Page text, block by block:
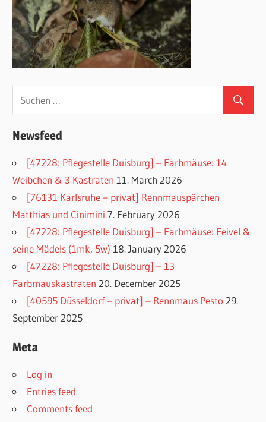
Newsfeed
[47228: Pflegestelle Duisburg] – Farbmäuse: 14
Weibchen & 3 Kastraten 11. March 2026
[76131 Karlsruhe – privat] Rennmauspärchen
Matthias und Cinimini 7. February 2026
[47228: Pflegestelle Duisburg] – Farbmäuse: Feivel &
seine Mädels (1mk, 5w) 18. January 2026
[47228: Pflegestelle Duisburg] – 13
Farbmauskastraten 20. December 2025
[40595 Düsseldorf – privat] – Rennmaus Pesto 29.
September 2025
Meta
Log in
Entries feed
Comments feed